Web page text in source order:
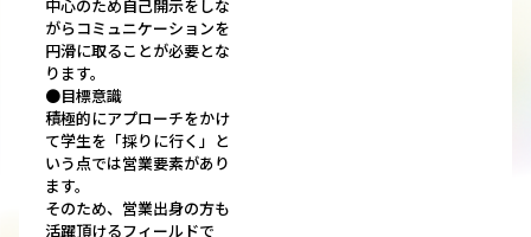
中心のため自己開示をしな
がらコミュニケーションを
円滑に取ることが必要とな
ります。
●目標意識
積極的にアプローチをかけ
て学生を「採りに行く」と
いう点では営業要素があり
ます。
そのため、営業出身の方も
活躍頂けるフィールドで